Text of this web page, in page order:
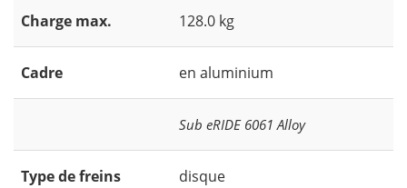
Charge max. 128.0 kg
Cadre en aluminium
Sub eRIDE 6061 Alloy
Type de freins disque